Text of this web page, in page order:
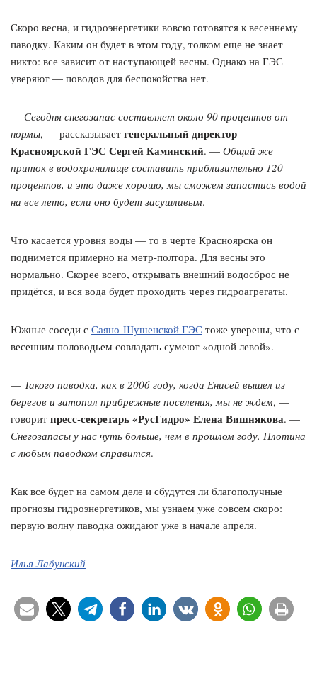
Скоро весна, и гидроэнергетики вовсю готовятся к весеннему
паводку. Каким он будет в этом году, толком еще не знает
никто: все зависит от наступающей весны. Однако на ГЭС
уверяют — поводов для беспокойства нет.
— Сегодня снегозапас составляет около 90 процентов от
нормы, — рассказывает генеральный директор
Красноярской ГЭС Сергей Каминский. — Общий же
приток в водохранилище составить приблизительно 120
процентов, и это даже хорошо, мы сможем запастись водой
на все лето, если оно будет засушливым.
Что касается уровня воды — то в черте Красноярска он
поднимется примерно на метр-полтора. Для весны это
нормально. Скорее всего, открывать внешний водосброс не
придётся, и вся вода будет проходить через гидроагрегаты.
Южные соседи с Саяно-Шушенской ГЭС тоже уверены, что с
весенним половодьем совладать сумеют «одной левой».
— Такого паводка, как в 2006 году, когда Енисей вышел из
берегов и затопил прибрежные поселения, мы не ждем, —
говорит пресс-секретарь «РусГидро» Елена Вишнякова. —
Снегозапасы у нас чуть больше, чем в прошлом году. Плотина
с любым паводком справится.
Как все будет на самом деле и сбудутся ли благополучные
прогнозы гидроэнергетиков, мы узнаем уже совсем скоро:
первую волну паводка ожидают уже в начале апреля.
Илья Лабунский